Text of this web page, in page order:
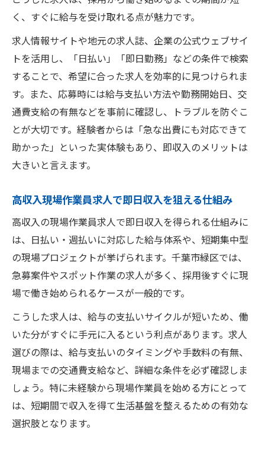
く、すぐに給与を受け取れる点が魅力です。
求人情報サイトや地元の求人誌、企業の公式ウェブサイ
トを活用し、「日払い」「即日勤務」などの条件で検索
することで、希望に合った求人を効率的に見つけられま
す。また、応募時には給与支払い方法や勤務開始日、交
通費支給の有無などを事前に確認し、トラブルを防ぐこ
とが大切です。経験者からは「急な出費にも対応できて
助かった」といった実体験もあり、即収入のメリットは
大きいと言えます。
高収入現場作業員求人で即日収入を狙える仕組み
高収入の現場作業員求人で即日収入を得られる仕組みに
は、日払い・週払いに対応した給与体系や、短期集中型
の現場プロジェクトが挙げられます。千葉市緑区では、
急募案件やスポット作業の求人が多く、採用後すぐに現
場で働き始められるケースが一般的です。
こうした求人は、給与の支払いサイクルが短いため、働
いた分がすぐに手元に入るという利点があります。求人
選びの際は、給与支払いのタイミングや手数料の有無、
現場までの交通費支給など、詳細な条件を必ず確認しま
しょう。特に未経験から現場作業員を始める方にとって
は、短期間で収入を得て生活基盤を整えるための有効な
選択肢となります。